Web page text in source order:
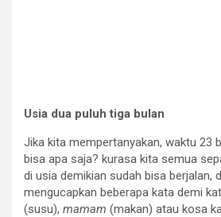
Usia dua puluhtiga bulan
Jika kita mempertanyakan, waktu 23
bisa apa saja? kurasa kita semua
di usia demikian sudah bisa berjalan,
mengucapkan beberapa kata demi
(susu), mamam (makan) atau kosa